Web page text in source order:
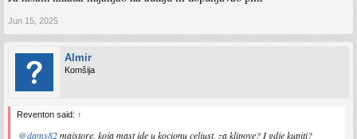
Jun 15, 2025
Almir
Komšija
Reventon said: ↑
@dams82majstore, koja mast ide u kocionu celjust, za klipove? I gdje kupiti?